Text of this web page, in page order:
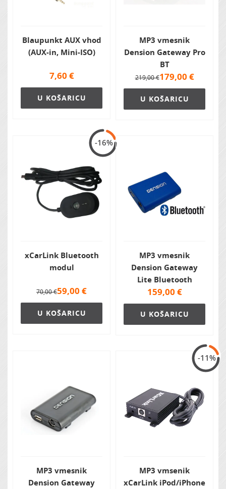
Blaupunkt AUX vhod
(AUX-in, Mini-ISO)
7,60 €
U KOŠARICU
MP3 vmesnik
Dension Gateway Pro
BT
219,00 €179,00 €
U KOŠARICU
-16%
xCarLink Bluetooth
modul
70,00 €59,00 €
U KOŠARICU
MP3 vmesnik
Dension Gateway
Lite Bluetooth
159,00 €
U KOŠARICU
MP3 vmesnik
Dension Gateway
-11%
MP3 vmsenik
xCarLink iPod/iPhone